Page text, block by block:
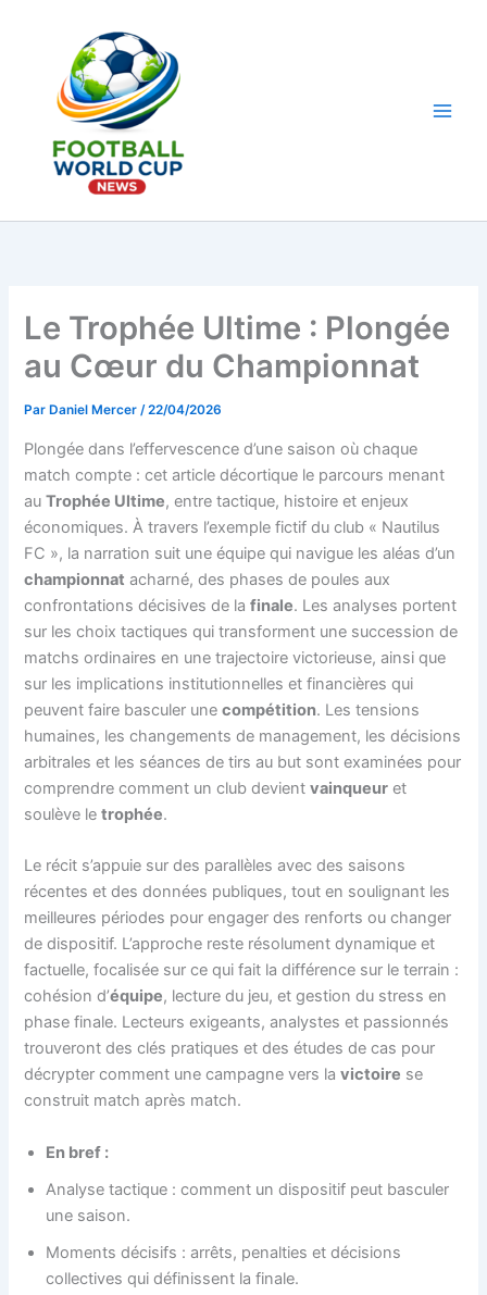
Le Trophée Ultime : Plongée
au Cœur du Championnat
Par Daniel Mercer/22/04/2026
Plongée dans l’effervescence d’une saison où chaque
match compte : cet article décortique le parcours menant
auTrophée Ultime, entre tactique, histoire et enjeux
économiques. À travers l’exemple fictif du club « Nautilus
FC », la narration suit une équipe qui navigue les aléas d’un
championnat acharné, des phases de poules aux
confrontations décisives de lafinale. Les analyses portent
sur les choix tactiques qui transforment une succession de
matchs ordinaires en une trajectoire victorieuse, ainsi que
sur les implications institutionnelles et financières qui
peuvent faire basculer unecompétition. Les tensions
humaines, les changements de management, les décisions
arbitrales et les séances de tirs au but sont examinées pour
comprendre comment un club devientvainqueur et
soulève letrophée.
Le récit s’appuie sur des parallèles avec des saisons
récentes et des données publiques, tout en soulignant les
meilleures périodes pour engager des renforts ou changer
de dispositif. L’approche reste résolument dynamique et
factuelle, focalisée sur ce qui fait la différence sur le terrain :
cohésion d’équipe, lecture du jeu, et gestion du stress en
phase finale. Lecteurs exigeants, analystes et passionnés
trouveront des clés pratiques et des études de cas pour
décrypter comment une campagne vers lavictoire se
construit match après match.
En bref :
Analyse tactique : comment un dispositif peut basculer
une saison.
Moments décisifs : arrêts, penalties et décisions
collectives qui définissent la finale.